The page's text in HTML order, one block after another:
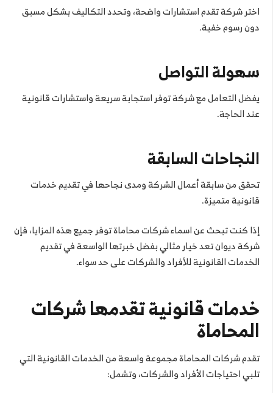
اختر شركة تقدم استشارات واضحة، وتحدد التكاليف بشكل مسبق
دون رسوم خفية.
سهولة التواصل
يفضل التعامل مع شركة توفر استجابة سريعة واستشارات قانونية
عند الحاجة.
النجاحات السابقة
تحقق من سابقة أعمال الشركة ومدى نجاحها في تقديم خدمات
قانونية متميزة.
إذا كنت تبحث عن اسماء شركات محاماة توفر جميع هذه المزايا، فإن
شركة ديوان تعد خيار مثالي بفضل خبرتها الواسعة في تقديم
الخدمات القانونية للأفراد والشركات على حد سواء.
خدمات قانونية تقدمها شركات
المحاماة
تقدم شركات المحاماة مجموعة واسعة من الخدمات القانونية التي
تلبي احتياجات الأفراد والشركات، وتشمل: